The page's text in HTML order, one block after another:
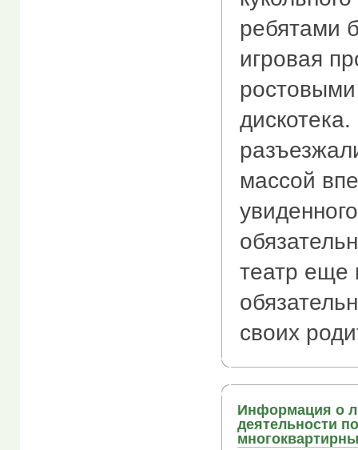
ребятами
игровая
массой
театр еще
своих
Информация о
деятельности